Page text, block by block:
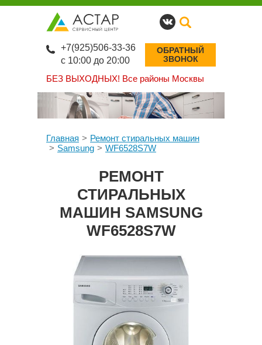
БЕЗ ВЫХОДНЫХ! Все районы Москвы
+7(925)506-33-36
с 10:00 до 20:00
ОБРАТНЫЙ
ЗВОНОК
Главная
Ремонт стиральных машин
Samsung
WF6528S7W
РЕМОНТ
СТИРАЛЬНЫХ
МАШИН SAMSUNG
WF6528S7W